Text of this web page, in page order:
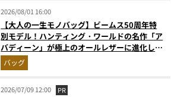
2026/08/01 16:00
【大人の一生モノバッグ】ビームス50周年特
別モデル！ハンティング・ワールドの名作「ア
バディーン」が極上のオールレザーに進化して
登場
バッグ
2026/07/09 12:00 PR